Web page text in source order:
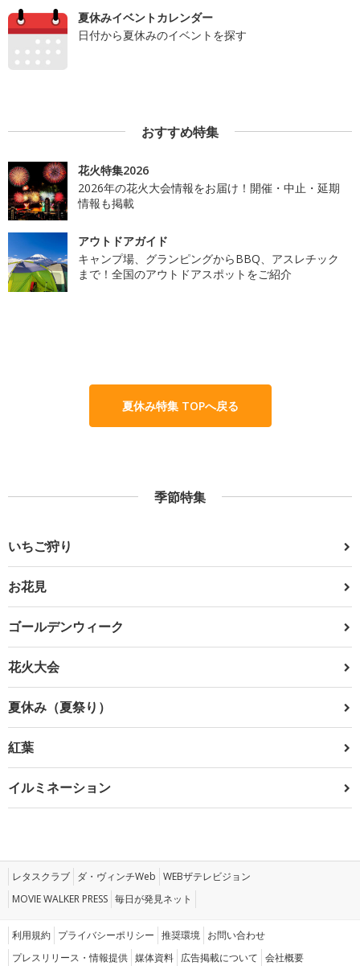
夏休みイベントカレンダー
日付から夏休みのイベントを探す
おすすめ特集
花火特集2026
2026年の花火大会情報をお届け！開催・中止・延期
情報も掲載
アウトドアガイド
キャンプ場、グランピングからBBQ、アスレチック
まで！全国のアウトドアスポットをご紹介
夏休み特集 TOPへ戻る
季節特集
いちご狩り
お花見
ゴールデンウィーク
花火大会
夏休み（夏祭り）
紅葉
イルミネーション
レタスクラブ ダ・ヴィンチWeb WEBザテレビジョン
MOVIE WALKER PRESS 毎日が発見ネット
利用規約 プライバシーポリシー 推奨環境 お問い合わせ
プレスリリース・情報提供 媒体資料 広告掲載について 会社概要